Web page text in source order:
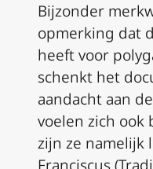
Bijzonder
opmerking dat
heeft voor
schenkt het
aandacht aan de
voelen zich ook
zijn ze namelijk